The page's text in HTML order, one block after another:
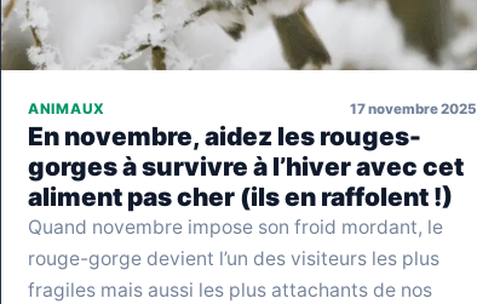
ANIMAUX 17 novembre 2025
En novembre, aidez les rouges-
gorges à survivre à l’hiver avec cet
aliment pas cher (ils en raffolent !)
Quand novembre impose son froid mordant, le
rouge-gorge devient l’un des visiteurs les plus
fragiles mais aussi les plus attachants de nos